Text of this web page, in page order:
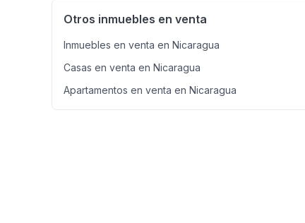
Otros inmuebles en venta
Inmuebles en venta en Nicaragua
Casas en venta en Nicaragua
Apartamentos en venta en Nicaragua